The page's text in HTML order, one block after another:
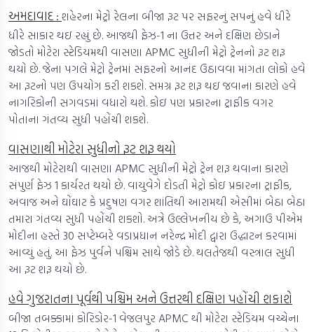
અમદાવાદ : શહેરના મેટ્રો રેલના બીજા રૂટ પર સફરનું સપનું હવે ધીરે
ધીરે સાકાર થઇ રહ્યું છે. આજથી ફેઝ-1 ના ઉત્તર અને દક્ષિણ છેડાને
જોડતો મોટેરા સ્ટેડિયમથી વાસણા APMC સુધીની મેટ્રો ટ્રેનનો રૂટ શરૂ
થયો છે. જેના પગલે મેટ્રો ટ્રેનમાં સફરનો આનંદ ઉઠાવવા માંગતા લોકો હવે
આ રૂટનો પણ ઉપયોગ કરી શકશે. સમગ્ર રૂટ શરૂ થઇ જવાના કારણે હવે
નાગરિકોની સગવડમાં વધારો થશે. કોઇ પણ પ્રકારના ટ્રાફીક વગર
પોતાના ગંતવ્ય સુધી પહોંચી શકશે.
વાસણાથી મોટેરા સુધીનો રૂટ શરૂ થયો
આજથી મોટેરાથી વાસણા APMC સુધીની મેટ્રો ટ્રેન શરૂ થવાના કારણે
સંપુર્ણ ફેઝ 1 કાર્યરત થયો છે. વાયુવેગે દોડતી મેટ્રો કોઇ પ્રકારના ટ્રાફીક,
અવાજ અને ઘોંઘાટ કે પ્રદુષણ વગર શાંતિથી આરામથી એસીમાં બેઠા બેઠા
તમારા ગંતવ્ય સુધી પહોંચી શકશો. અત્રે ઉલ્લેખનીય છે કે, અગાઉ પીએમ
મોદીના હસ્તે 30 સપ્ટેમ્બરે વડાપ્રધાન નરેન્દ્ર મોદી દ્વારા ઉદ્ધાટન કરવામાં
આવ્યું હતું. આ ફેઝ પુર્વને પશ્ચિમ સાથે જોડે છે. થલતેજથી વસ્ત્રાલ સુધી
આ રૂટ શરૂ થયો છે.
હવે ગુજરાતના પૂર્વથી પશ્ચિમ અને ઉત્તરથી દક્ષિણ પહોંચી શકાશે
બીજા તબક્કામાં કોરિડોર-1 વેજલપુર APMC થી મોટેરા સ્ટેડિયમ વચ્ચેના